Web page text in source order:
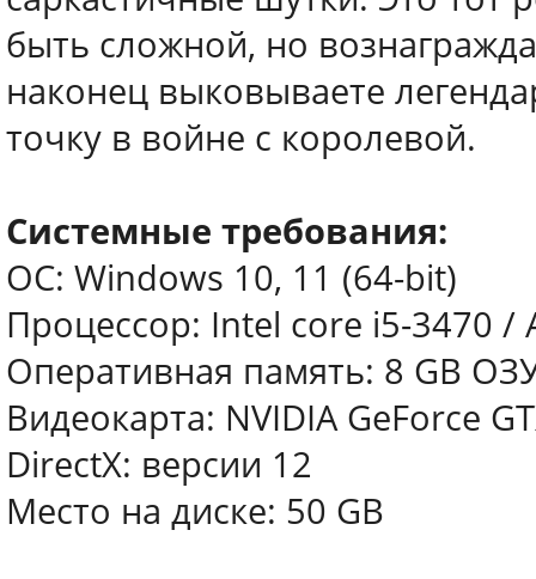
быть сложной, но
наконец выковываете
точку в войне с королевой.
Системные требования:
ОС: Windows 10, 11 (64-bit)
Процессор: Intel core i5-3470 /
Оперативная память: 8 GB
Видеокарта: NVIDIA GeForce
DirectX: версии 12
Место на диске: 50 GB